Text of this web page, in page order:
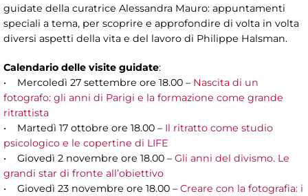
guidate della curatrice Alessandra Mauro: appuntamenti
speciali a tema, per scoprire e approfondire di volta in volta
diversi aspetti della vita e del lavoro di Philippe Halsman.
Calendario delle visite guidate:
• Mercoledì 27 settembre ore 18.00 – Nascita di un
fotografo: gli anni di Parigi e la formazione come grande
ritrattista
• Martedì 17 ottobre ore 18.00 – Il ritratto come studio
psicologico e le copertine di LIFE
• Giovedì 2 novembre ore 18.00 – Gli anni del divismo. Le
grandi star di fronte all’obiettivo
• Giovedì 23 novembre ore 18.00 – Creare con la fotografia: i